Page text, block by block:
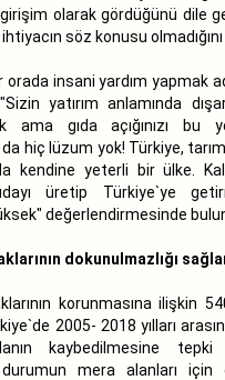
olarak gördüğünü dile
söz konusu
insani yardım yapmak
yatırım anlamında
ama gıda açığınızı bu
da hiç lüzum yok! Türkiye,
kendine yeterli bir ülke.
üretip Türkiye`ye
değerlendirmesinde
dokunulmazlığı
korunmasına ilişkin
2005- 2018 yılları
kaybedilmesine
mera alanları